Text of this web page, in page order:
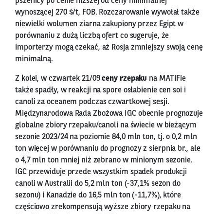
wynoszącej 270 $/t, FOB. Rozczarowanie wywołał także
niewielki wolumen ziarna zakupiony przez Egipt w
porównaniu z dużą liczbą ofert co sugeruje, że
importerzy mogą czekać, aż Rosja zmniejszy swoją cenę
minimalną.
Z kolei, w czwartek 21/09ceny rzepaku na MATIFie
także spadły, w reakcji na spore osłabienie cen soi i
canoli za oceanem podczas czwartkowej sesji.
Międzynarodowa Rada Zbożowa IGC obecnie prognozuje
globalne zbiory rzepaku/canoli na świecie w bieżącym
sezonie 2023/24 na poziomie 84,0 mln ton, tj. o 0,2 mln
ton więcej w porównaniu do prognozy z sierpnia br., ale
o 4,7 mln ton mniej niż zebrano w minionym sezonie.
IGC przewiduje przede wszystkim spadek produkcji
canoli w Australii do 5,2 mln ton (-37,1% sezon do
sezonu) i Kanadzie do 16,5 mln ton (-11,7%), które
częściowo zrekompensują wyższe zbiory rzepaku na